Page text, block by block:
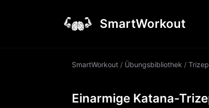
SmartWorkout
SmartWorkout / Übungsbibliothek /
Einarmige Katana-